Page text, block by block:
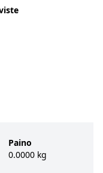
Paino
0.0000 kg